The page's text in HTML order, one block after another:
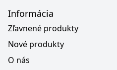
Informácia
Zľavnené produkty
Nové produkty
O nás